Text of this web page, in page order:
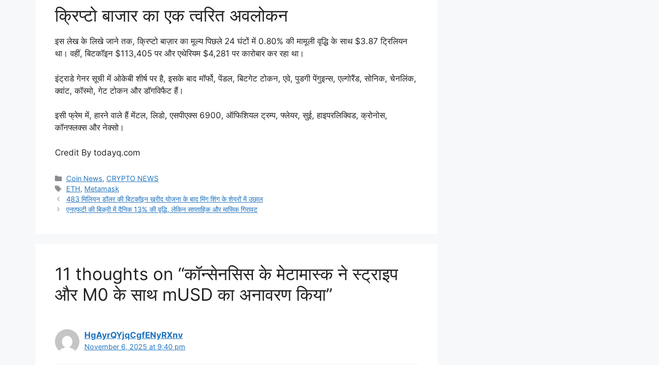
क्रिप्टो बाजार का एक त्वरित अवलोकन
इस लेख के लिखे जाने तक, क्रिप्टो बाज़ार का मूल्य पिछले 24 घंटों में 0.80% की मामूली वृद्धि के साथ $3.87 ट्रिलियन
था। वहीं, बिटकॉइन $113,405 पर और एथेरियम $4,281 पर कारोबार कर रहा था।
इंट्राडे गेनर सूची में ओकेबी शीर्ष पर है, इसके बाद मॉर्फो, पेंडल, बिटगेट टोकन, एवे, पुडगी पेंगुइन्स, एल्गोरैंड, सोनिक, चेनलिंक,
क्वांट, कॉस्मो, गेट टोकन और डॉगविफैट हैं।
इसी फ्रेम में, हारने वाले हैं मेंटल, लिडो, एसपीएक्स 6900, ऑफिशियल ट्रम्प, फ्लेयर, सुई, हाइपरलिक्विड, क्रोनोस,
कॉनफ्लक्स और नेक्सो।
Credit By todayq.com
Categories
Coin News, CRYPTO NEWS
Tags
ETH, Metamask
483 मिलियन डॉलर की बिटकॉइन खरीद योजना के बाद मिंग शिंग के शेयरों में उछाल
एनएफटी की बिक्री में दैनिक 13% की वृद्धि, लेकिन साप्ताहिक और मासिक गिरावट
11 thoughts on “कॉन्सेनसिस के मेटामास्क ने स्ट्राइप
और M0 के साथ mUSD का अनावरण किया”
HgAyrQYjqCgfENyRXnv
November 6, 2025 at 9:40 pm